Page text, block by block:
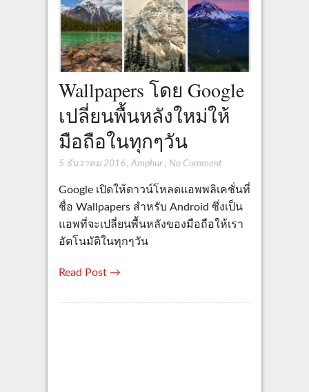
Wallpapers โดย Google
เปลี่ยนพื้นหลังใหม่ให้
มือถือในทุกๆวัน
5 ธันวาคม 2016, Amphur, No Comment
Google เปิดให้ดาวน์โหลดแอพพลิเคชั่นที่
ชื่อ Wallpapers สำหรับ Android ซึ่งเป็น
แอพที่จะเปลี่ยนพื้นหลังของมือถือให้เรา
อัตโนมัติในทุกๆวัน
Read Post →